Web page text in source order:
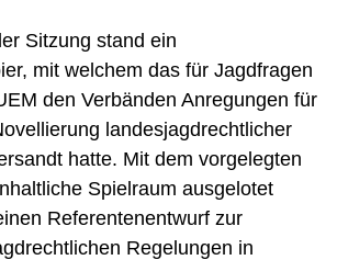
Sitzung stand ein
mit welchem das für Jagdfragen
den Verbänden Anregungen für
landesjagdrechtlicher
hatte. Mit dem vorgelegten
Spielraum ausgelotet
Referentenentwurf zur
Regelungen in